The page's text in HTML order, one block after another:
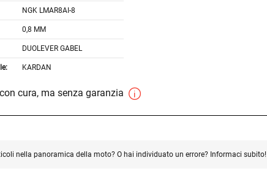
NGK LMAR8AI-8
0,8 MM
DUOLEVER GABEL
KARDAN
cura, ma senza garanzia
nella panoramica della moto? O hai individuato un errore? Informaci subito!